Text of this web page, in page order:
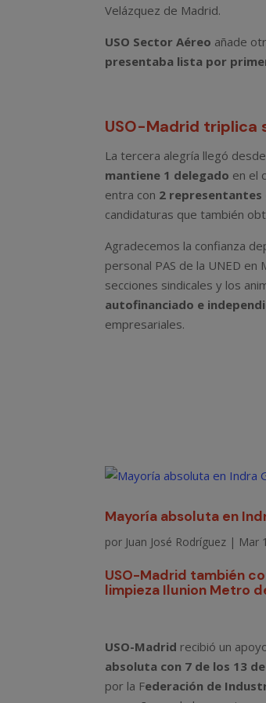
Velázquez de Madrid.
USO Sector Aéreo añade
presentaba lista por
USO-Madrid triplica
La tercera alegría llegó
mantiene 1 delegado en el
entra con 2 representantes
candidaturas que también
Agradecemos la confianza
personal PAS de la UNED
secciones sindicales y los
autofinanciado e
empresariales.
Mayoría absoluta en
por Juan José Rodríguez | Mar
USO-Madrid también
limpieza Ilunion Metro
USO-Madrid recibió un
absoluta con 7 de los 13
por la Federación de